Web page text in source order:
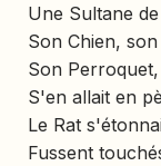
Une Sultane
Son Chien,
Son
S'en allait en
Le Rat
Fussent